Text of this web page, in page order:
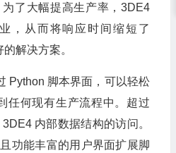
了大幅提高生产率，3DE4
，从而将响应时间缩短了
解决方案。
Python 脚本界面，可以轻松
任何现有生产流程中。超过
内部数据结构的访问。
功能丰富的用户界面扩展脚